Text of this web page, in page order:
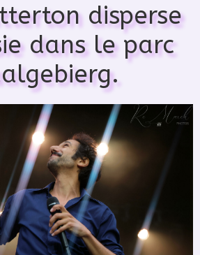
disperse
dans le parc